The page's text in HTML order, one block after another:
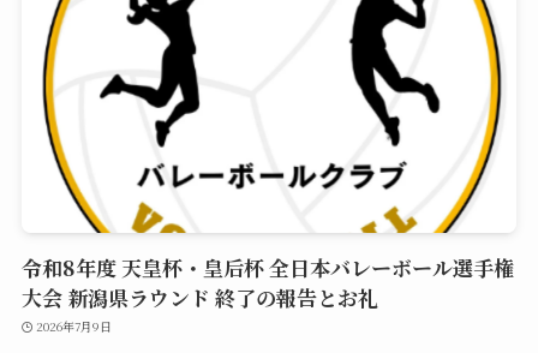
令和8年度 天皇杯・皇后杯 全日本バレーボール選手権
大会 新潟県ラウンド 終了の報告とお礼
2026年7月9日